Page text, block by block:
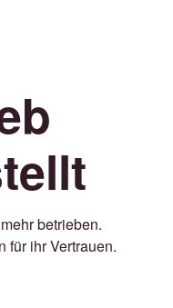
betrieben.
für ihr Vertrauen.